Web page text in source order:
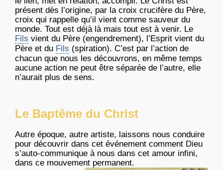
présent dès l’origine, par la croix crucifère du Père,
croix qui rappelle qu’il vient comme sauveur du
monde. Tout est déjà là mais tout est à venir. Le
Fils vient du Père (engendrement), l’Esprit vient du
Père et du Fils (spiration). C’est par l’action de
chacun que nous les découvrons, en même temps
aucune action ne peut être séparée de l’autre, elle
n’aurait plus de sens.
Le Baptême du Christ
Autre époque, autre artiste, laissons nous conduire
pour découvrir dans cet événement comment Dieu
s’auto-communique à nous dans cet amour infini,
dans ce mouvement permanent.